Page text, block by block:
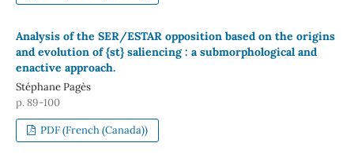
Analysis of the SER/ESTAR opposition based on the origins
and evolution of {st} saliencing : a submorphological and
enactive approach.
Stéphane Pagès
p. 89-100
PDF (French (Canada))